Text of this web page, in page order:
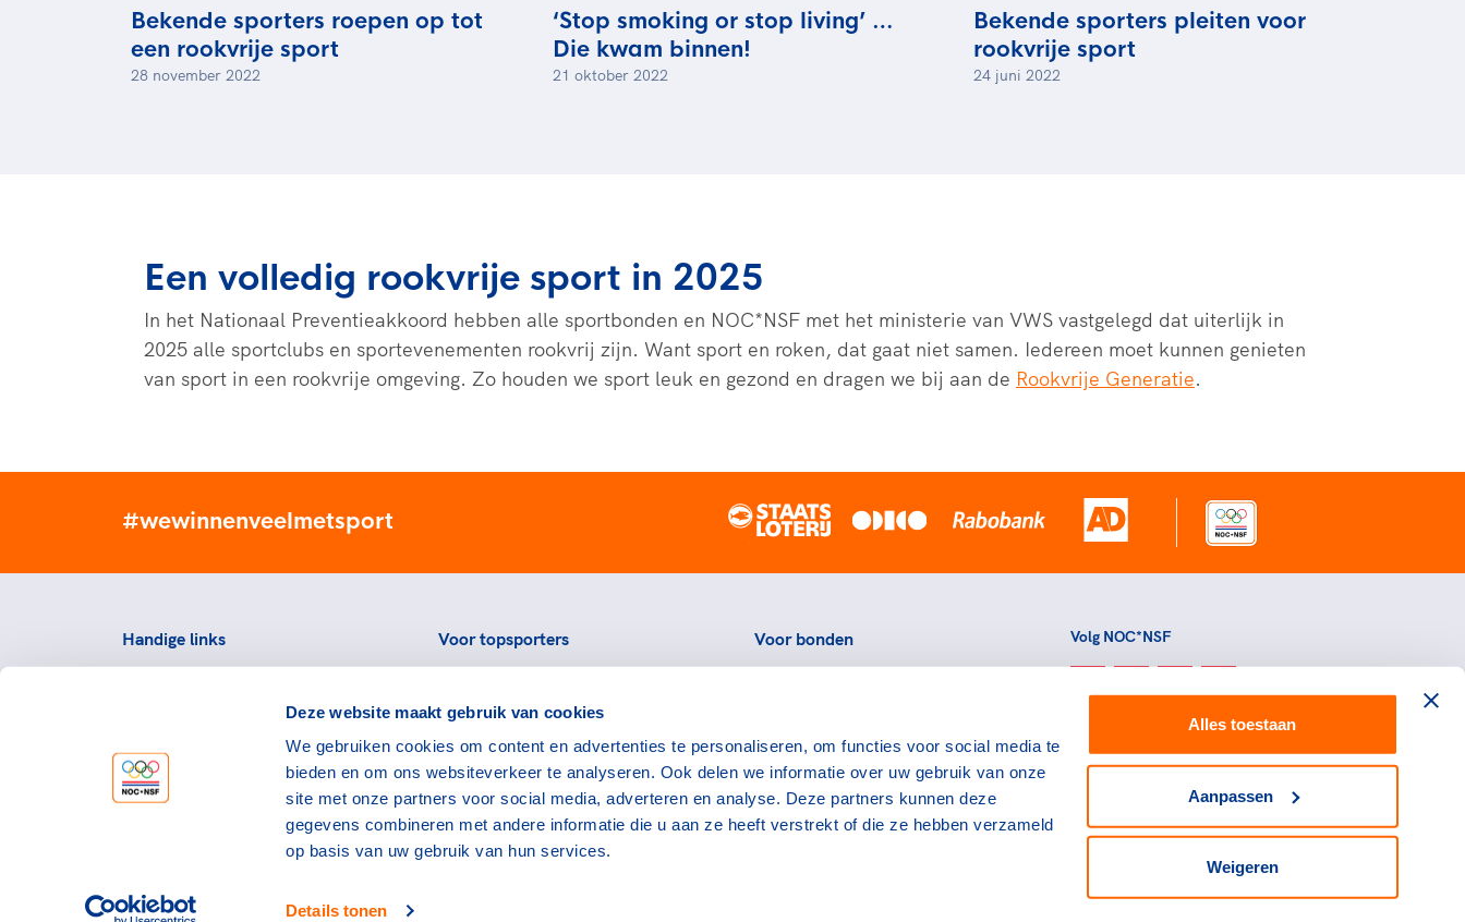
Deze website maakt gebruik van cookies
We gebruiken cookies om content en advertenties te personaliseren, om functies voor social media te
bieden en om ons websiteverkeer te analyseren. Ook delen we informatie over uw gebruik van onze
site met onze partners voor social media, adverteren en analyse. Deze partners kunnen deze
gegevens combineren met andere informatie die u aan ze heeft verstrekt of die ze hebben verzameld
op basis van uw gebruik van hun services.
Details tonen
Alles toestaan
Aanpassen
Weigeren
Bekende sporters roepen op tot
een rookvrije sport
28 november 2022
‘Stop smoking or stop living’ …
Die kwam binnen!
21 oktober 2022
Bekende sporters pleiten voor
rookvrije sport
24 juni 2022
Een volledig rookvrije sport in 2025
In het Nationaal Preventieakkoord hebben alle sportbonden en NOC*NSF met het ministerie van VWS vastgelegd dat uiterlijk in
2025 alle sportclubs en sportevenementen rookvrij zijn. Want sport en roken, dat gaat niet samen. Iedereen moet kunnen genieten
van sport in een rookvrije omgeving. Zo houden we sport leuk en gezond en dragen we bij aan de Rookvrije Generatie.
#wewinnenveelmetsport
Handige links
Werken bij NOC*NSF
Openstaande vacatures
Voor topsporters
Voorzieningen voor topsporters
Downloads en links voor
topsporters
Atletencommissie
Voor bonden
Portal
Nieuws
Contact
Volg NOC*NSF